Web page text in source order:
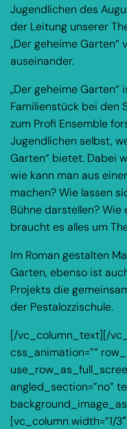
Jugendlichen des
der Leitung unserer
„Der geheime
auseinander.
„Der geheime
Familienstück bei den
zum Profi Ensemble
Jugendlichen selbst,
Garten“ bietet. Dabei
wie kann man aus
machen? Wie lassen
Bühne darstellen?
braucht es alles um
Im Roman gestalten
Garten, ebenso ist
Projekts die
der Pestalozzischule.
[/vc_column_text][/
css_animation=””
angled_section=”no”
[vc_column width=”1/